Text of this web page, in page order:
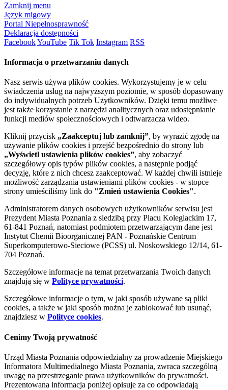
Zamknij menu
Język migowy
Portal Niepełnosprawność
Deklaracja dostępności
FacebookYouTube Tik Tok Instagram RSS
Informacja o przetwarzaniu danych
Nasz serwis używa plików cookies. Wykorzystujemy je w celu
świadczenia usług na najwyższym poziomie, w sposób dopasowany
do indywidualnych potrzeb Użytkowników. Dzięki temu możliwe
jest także korzystanie z narzędzi analitycznych oraz udostępnianie
funkcji mediów społecznościowych i odtwarzacza wideo.
Kliknij przycisk „Zaakceptuj lub zamknij”, by wyrazić zgodę na
używanie plików cookies i przejść bezpośrednio do strony lub
„Wyświetl ustawienia plików cookies”, aby zobaczyć
szczegółowy opis typów plików cookies, a następnie podjąć
decyzję, które z nich chcesz zaakceptować. W każdej chwili istnieje
możliwość zarządzania ustawieniami plików cookies - w stopce
strony umieściliśmy link do "Zmień ustawienia Cookies".
Administratorem danych osobowych użytkowników serwisu jest
Prezydent Miasta Poznania z siedzibą przy Placu Kolegiackim 17,
61-841 Poznań, natomiast podmiotem przetwarzającym dane jest
Instytut Chemii Bioorganicznej PAN - Poznańskie Centrum
Superkomputerowo-Sieciowe (PCSS) ul. Noskowskiego 12/14, 61-
704 Poznań.
Szczegółowe informacje na temat przetwarzania Twoich danych
znajdują się w Polityce prywatności.
Szczegółowe informacje o tym, w jaki sposób używane są pliki
cookies, a także w jaki sposób można je zablokować lub usunąć,
znajdziesz w Polityce cookies.
Cenimy Twoją prywatność
Urząd Miasta Poznania odpowiedzialny za prowadzenie Miejskiego
Informatora Multimedialnego Miasta Poznania, zwraca szczególną
uwagę na przestrzeganie prawa użytkowników do prywatności.
Prezentowana informacja poniżej opisuje za co odpowiadają